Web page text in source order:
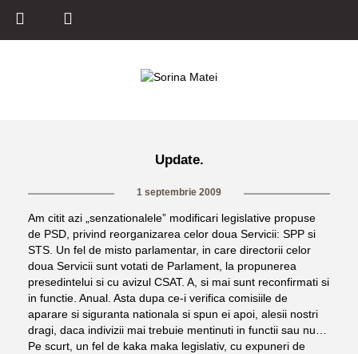
Update.
1 septembrie 2009
Am citit azi „senzationalele” modificari legislative propuse
de PSD, privind reorganizarea celor doua Servicii: SPP si
STS. Un fel de misto parlamentar, in care directorii celor
doua Servicii sunt votati de Parlament, la propunerea
presedintelui si cu avizul CSAT. A, si mai sunt reconfirmati si
in functie. Anual. Asta dupa ce-i verifica comisiile de
aparare si siguranta nationala si spun ei apoi, alesii nostri
dragi, daca indivizii mai trebuie mentinuti in functii sau nu…
Pe scurt, un fel de kaka maka legislativ, cu expuneri de